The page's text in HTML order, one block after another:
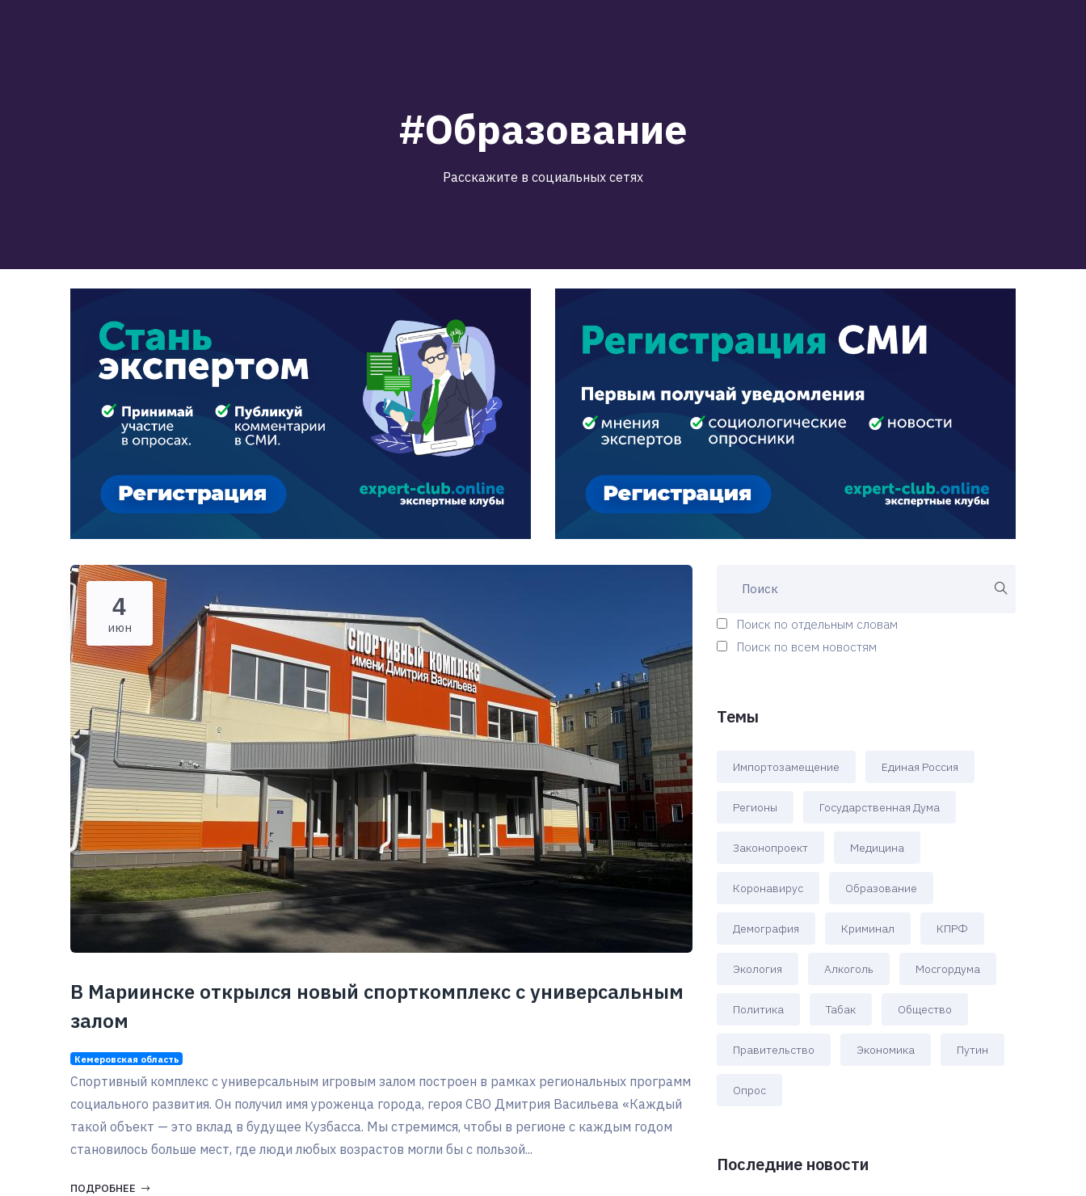
#Образование
Расскажите в социальных сетях
4
июн
В Мариинске открылся новый спорткомплекс с универсальным
залом
Кемеровская область
Спортивный комплекс с универсальным игровым залом построен в рамках региональных программ
социального развития. Он получил имя уроженца города, героя СВО Дмитрия Васильева «Каждый
такой объект — это вклад в будущее Кузбасса. Мы стремимся, чтобы в регионе с каждым годом
становилось больше мест, где люди любых возрастов могли бы с пользой...
ПОДРОБНЕЕ
Поиск по отдельным словам
Поиск по всем новостям
Темы
Импортозамещение Единая Россия
Регионы Государственная Дума
Законопроект Медицина
Коронавирус Образование
Демография Криминал КПРФ
Экология Алкоголь Мосгордума
Политика Табак Общество
Правительство Экономика Путин
Опрос
Последние новости